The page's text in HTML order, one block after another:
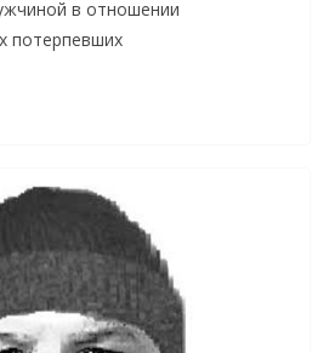
в отношении
потерпевших